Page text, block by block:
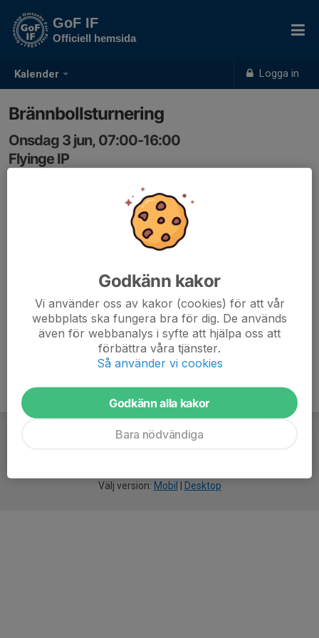
Kalender Logga in
GoF IF
Officiell hemsida
Brännbollsturnering
Onsdag 3 jun, 07:00-16:00
Flyinge IP
Välj version: Mobil Desktop
Godkänn kakor
Vi använder oss av kakor (cookies) för att vår
webbplats ska fungera bra för dig. De används
även för webbanalys i syfte att hjälpa oss att
förbättra våra tjänster.
Så använder vi cookies
Godkänn alla kakor
Bara nödvändiga